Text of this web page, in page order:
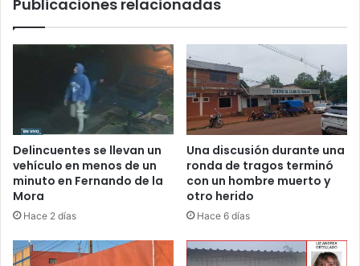
Publicaciones relacionadas
Delincuentes se llevan un
vehículo en menos de un
minuto en Fernando de la
Mora
Hace 2 días
Una discusión durante una
ronda de tragos terminó
con un hombre muerto y
otro herido
Hace 6 días